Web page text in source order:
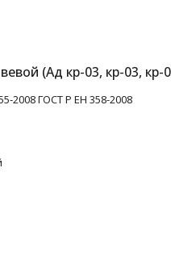
(Aд кр-03, кр-03, кр-
2008 ГОСТ Р ЕН 358-2008